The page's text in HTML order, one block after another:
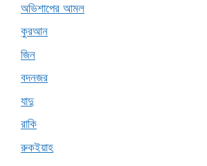
অভিশাপের আমল
কুরআন
জিন
বদনজর
যাদু
রাকি
রুকইয়াহ